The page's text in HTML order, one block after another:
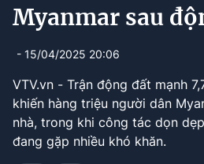
Giải trí
Công nghệ
Myanmar sau
- 15/04/2025 20:06
VTV.vn - Trận động đất mạnh
khiến hàng triệu người dân
nhà, trong khi công tác dọn
đang gặp nhiều khó khăn.